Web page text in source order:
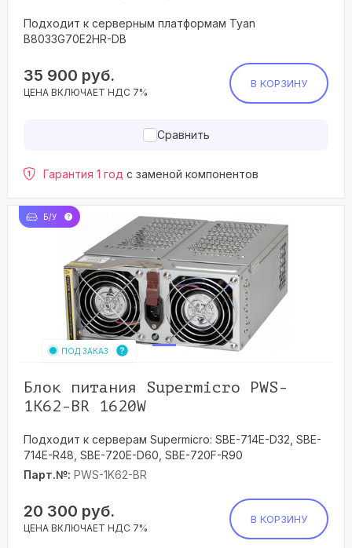
Подходит к серверным платформам Tyan
B8033G70E2HR-DB
35 900 руб.
ЦЕНА ВКЛЮЧАЕТ НДС 7%
В КОРЗИНУ
Сравнить
Гарантия 1 год с заменой компонентов
Б/У
ПОД ЗАКАЗ
Блок питания Supermicro PWS-
1K62-BR 1620W
Подходит к серверам Supermicro: SBE-714E-D32, SBE-
714E-R48, SBE-720E-D60, SBE-720F-R90
Парт.№: PWS-1K62-BR
20 300 руб.
ЦЕНА ВКЛЮЧАЕТ НДС 7%
В КОРЗИНУ